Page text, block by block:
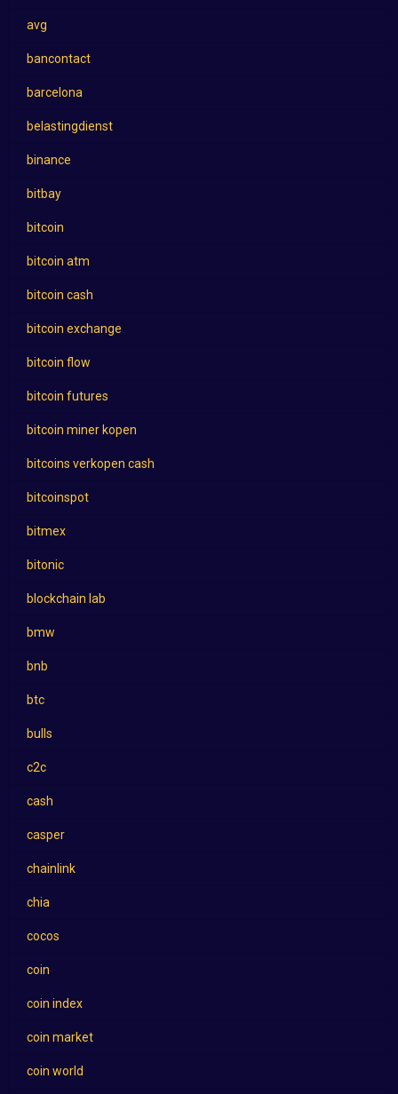
avg
bancontact
barcelona
belastingdienst
binance
bitbay
bitcoin
bitcoin atm
bitcoin cash
bitcoin exchange
bitcoin flow
bitcoin futures
bitcoin miner kopen
bitcoins verkopen cash
bitcoinspot
bitmex
bitonic
blockchain lab
bmw
bnb
btc
bulls
c2c
cash
casper
chainlink
chia
cocos
coin
coin index
coin market
coin world